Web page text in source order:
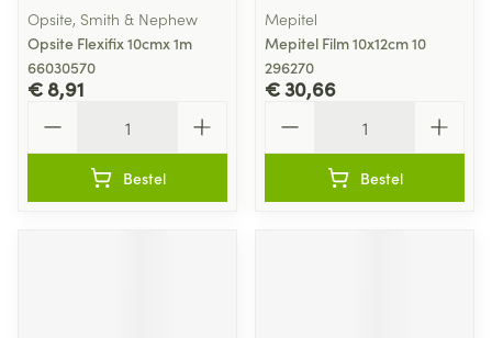
Opsite, Smith & Nephew
Opsite Flexifix 10cmx 1m
66030570
€ 8,91
Bestel
Mepitel
Mepitel Film 10x12cm 10
296270
€ 30,66
Bestel